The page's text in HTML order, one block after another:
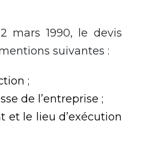
mars 1990, le devis
suivantes :
;
de l’entreprise ;
et le lieu d’exécution